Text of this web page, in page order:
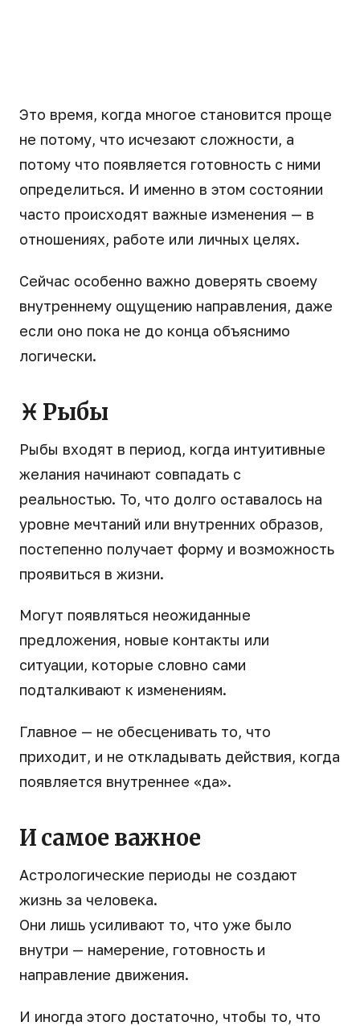
Это время, когда многое становится проще
не потому, что исчезают сложности, а
потому что появляется готовность с ними
определиться. И именно в этом состоянии
часто происходят важные изменения — в
отношениях, работе или личных целях.
Сейчас особенно важно доверять своему
внутреннему ощущению направления, даже
если оно пока не до конца объяснимо
логически.
♓ Рыбы
Рыбы входят в период, когда интуитивные
желания начинают совпадать с
реальностью. То, что долго оставалось на
уровне мечтаний или внутренних образов,
постепенно получает форму и возможность
проявиться в жизни.
Могут появляться неожиданные
предложения, новые контакты или
ситуации, которые словно сами
подталкивают к изменениям.
Главное — не обесценивать то, что
приходит, и не откладывать действия, когда
появляется внутреннее «да».
И самое важное
Астрологические периоды не создают
жизнь за человека.
Они лишь усиливают то, что уже было
внутри — намерение, готовность и
направление движения.
И иногда этого достаточно, чтобы то, что